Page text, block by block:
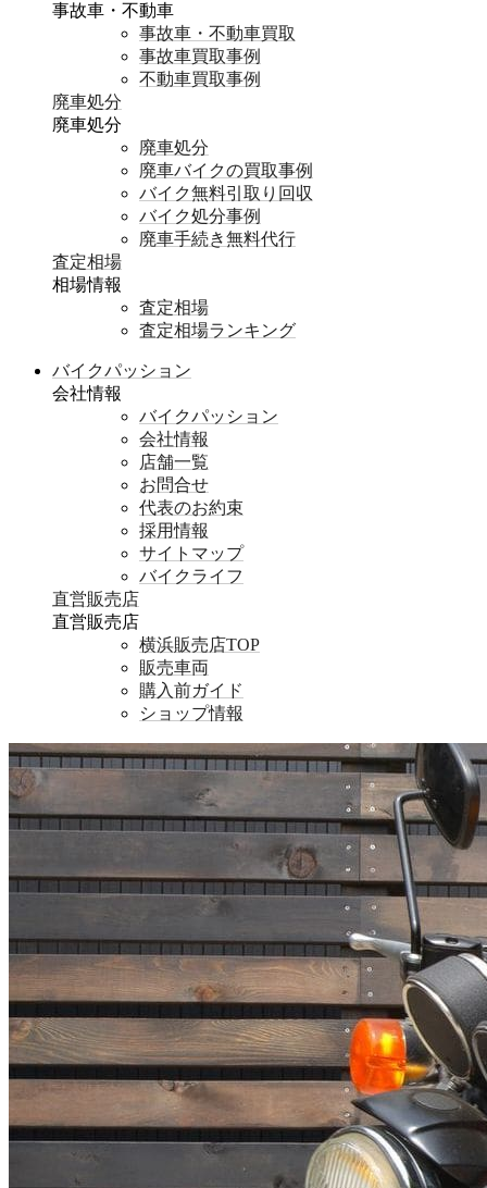
事故車・不動車
事故車・不動車買取
事故車買取事例
不動車買取事例
廃車処分
廃車処分
廃車処分
廃車バイクの買取事例
バイク無料引取り回収
バイク処分事例
廃車手続き無料代行
査定相場
相場情報
査定相場
査定相場ランキング
バイクパッション
会社情報
バイクパッション
会社情報
店舗一覧
お問合せ
代表のお約束
採用情報
サイトマップ
バイクライフ
直営販売店
直営販売店
横浜販売店TOP
販売車両
購入前ガイド
ショップ情報